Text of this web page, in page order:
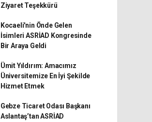
Ziyaret Teşekkürü
Kocaeli'nin Önde Gelen
İsimleri ASRİAD Kongresinde
Bir Araya Geldi
Ümit Yıldırım: Amacımız
Üniversitemize En İyi Şekilde
Hizmet Etmek
Gebze Ticaret Odası Başkanı
Aslantaş’tan ASRİAD